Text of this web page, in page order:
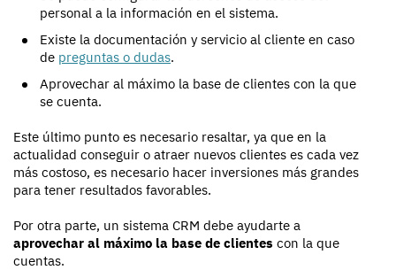
personal a la información en el sistema.
Existe la documentación y servicio al cliente en caso
de preguntas o dudas.
Aprovechar al máximo la base de clientes con la que
se cuenta.
Este último punto es necesario resaltar, ya que en la
actualidad conseguir o atraer nuevos clientes es cada vez
más costoso, es necesario hacer inversiones más grandes
para tener resultados favorables.
Por otra parte, un sistema CRM debe ayudarte a
aprovechar al máximo la base de clientes con la que
cuentas.